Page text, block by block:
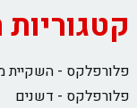
פלורפלקס - השקיית
פלורפלקס - דשנים